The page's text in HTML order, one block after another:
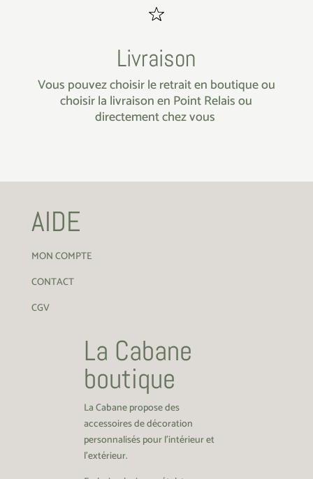
Livraison
Vous pouvez choisir le retrait en boutique ou
choisir la livraison en Point Relais ou
directement chez vous
AIDE
MON COMPTE
CONTACT
CGV
La Cabane
boutique
La Cabane propose des
accessoires de décoration
personnalisés pour l’intérieur et
l’extérieur.